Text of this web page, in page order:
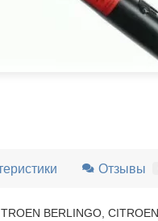
Отзывы
BERLINGO,